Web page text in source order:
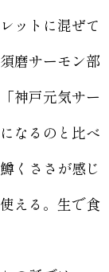
ットに混ぜて
磨サーモン部
神戸元気サー
なるのと比べ
くささが感じ
える。生で食